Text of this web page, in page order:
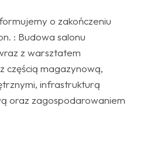
o zakończeniu
: Budowa salonu
z warsztatem
częścią magazynową,
infrastrukturą
oraz zagospodarowaniem